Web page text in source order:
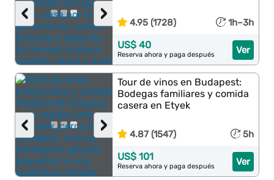
›
‹ 4.95 (1728) 1h–3h
Ver
US$ 40
Reserva ahora y paga después
›
‹
Tour de vinos en Budapest:
Bodegas familiares y comida
casera en Etyek
4.87 (1547) 5h
Ver
US$ 101
Reserva ahora y paga después